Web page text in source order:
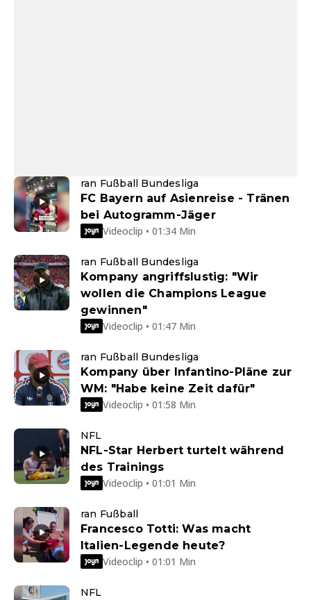
ran Fußball Bundesliga
FC Bayern auf Asienreise - Tränen
bei Autogramm-Jäger
Videoclip • 01:34 Min
ran Fußball Bundesliga
Kompany angriffslustig: "Wir
wollen die Champions League
gewinnen"
Videoclip • 01:47 Min
ran Fußball Bundesliga
Kompany über Infantino-Pläne zur
WM: "Habe keine Zeit dafür"
Videoclip • 01:58 Min
NFL
NFL-Star Herbert turtelt während
des Trainings
Videoclip • 01:01 Min
ran Fußball
Francesco Totti: Was macht
Italien-Legende heute?
Videoclip • 01:01 Min
NFL